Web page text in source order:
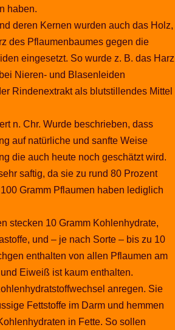
haben.
deren Kernen wurden auch das Holz,
des Pflaumenbaumes gegen die
eingesetzt. So wurde z. B. das Harz
Nieren- und Blasenleiden
Rindenextrakt als blutstillendes Mittel
n. Chr. Wurde beschrieben, dass
auf natürliche und sanfte Weise
die auch heute noch geschätzt wird.
saftig, da sie zu rund 80 Prozent
Gramm Pflaumen haben lediglich
stecken 10 Gramm Kohlenhydrate,
und – je nach Sorte – bis zu 10
enthalten von allen Pflaumen am
Eiweiß ist kaum enthalten.
anregen. Sie
Fettstoffe im Darm und hemmen
in Fette. So sollen